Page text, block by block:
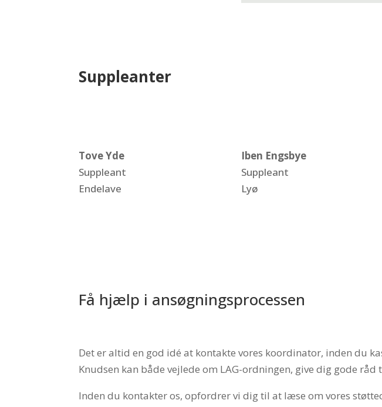
Suppleanter
Tove Yde
Suppleant
Endelave
Iben Engsbye
Suppleant
Lyø
Få hjælp i ansøgningsprocessen
Det er altid en god idé at kontakte vores koordinator, inden du
Knudsen kan både vejlede om LAG-ordningen, give dig gode
Inden du kontakter os, opfordrer vi dig til at læse om vores